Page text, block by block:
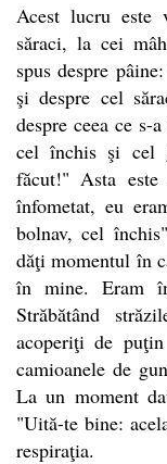
Acest lucru
săraci, la cei
spus despre
şi despre cel
despre ceea ce s-
cel închis şi cel
făcut!" Asta
înfometat, eu
bolnav, cel
dăţi momentul în
în mine. Eram
Străbătând
acoperiţi de
camioanele de
La un moment
"Uită-te bine:
respiraţia.